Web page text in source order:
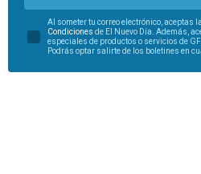
Al someter tu correo electrónico, aceptas la
Condiciones de El Nuevo Día. Además,
especiales de productos o servicios de
Podrás optar salirte de los boletines en